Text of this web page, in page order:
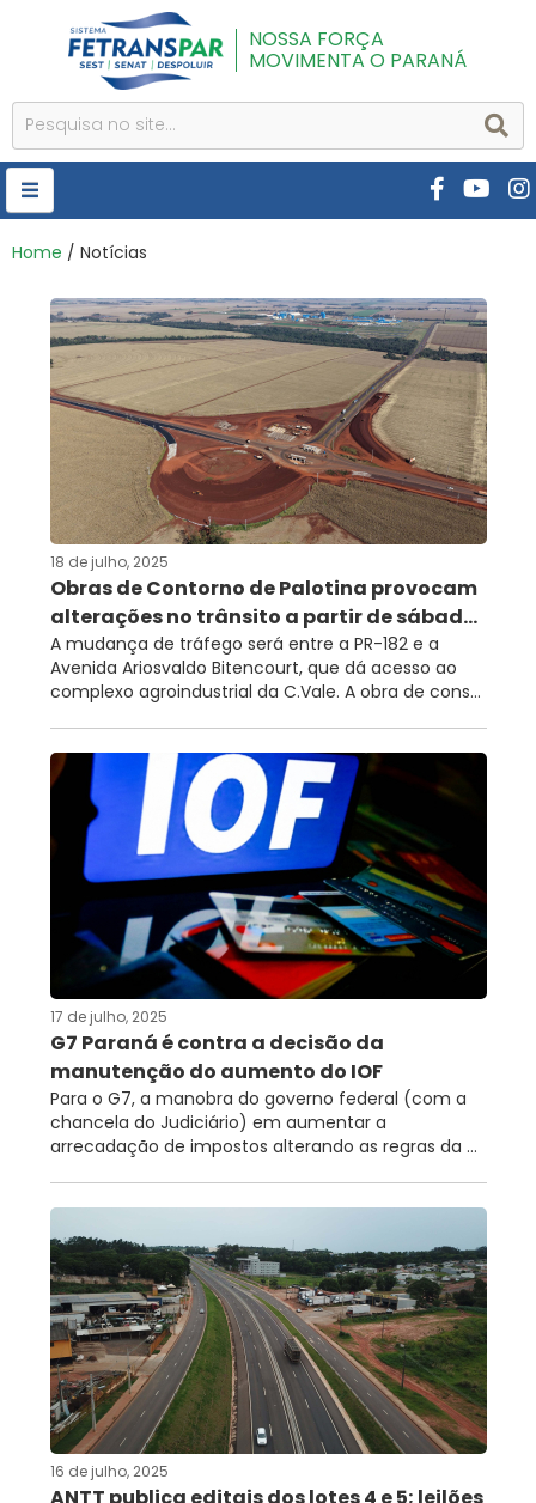
NOSSA FORÇA
MOVIMENTA O PARANÁ
HOME
PUBLICAÇÕES
CURSOS E EVENTOS
SEST SENAT
DESPOLUIR
AR INSTITUTO
RNTRC
CONTATO
Home / Notícias
18 de julho, 2025
Obras de Contorno de Palotina provocam
alterações no trânsito a partir de sábad...
A mudança de tráfego será entre a PR-182 e a
Avenida Ariosvaldo Bitencourt, que dá acesso ao
complexo agroindustrial da C.Vale. A obra de cons...
17 de julho, 2025
G7 Paraná é contra a decisão da
manutenção do aumento do IOF
Para o G7, a manobra do governo federal (com a
chancela do Judiciário) em aumentar a
arrecadação de impostos alterando as regras da ...
16 de julho, 2025
ANTT publica editais dos lotes 4 e 5; leilões